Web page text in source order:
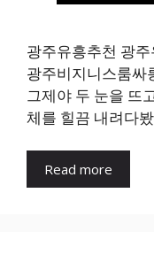
광주유흥추천 광
광주비지니스룸싸
그제야 두 눈을 뜨
체를 힐끔 내려다
Read more